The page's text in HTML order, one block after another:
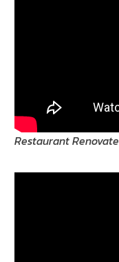
Restaurant Renovate